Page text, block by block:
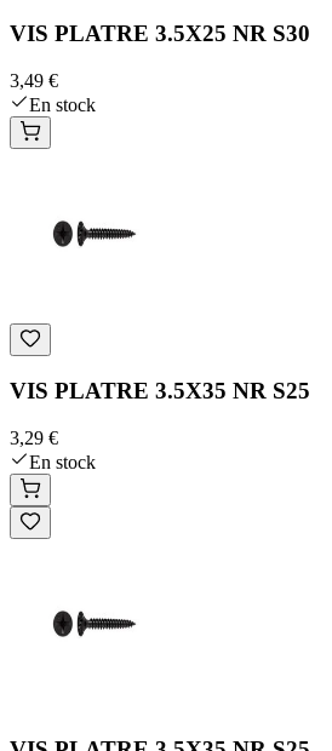
VIS PLATRE 3.5X25 NR S30
3,49 €
En stock
VIS PLATRE 3.5X35 NR S25
3,29 €
En stock